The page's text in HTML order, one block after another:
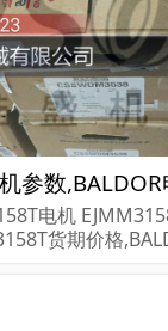
电机
货期价格